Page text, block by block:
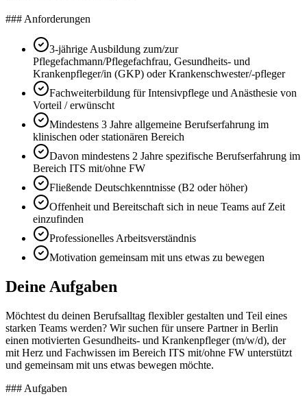
### Anforderungen
3-jährige Ausbildung zum/zur
Pflegefachmann/Pflegefachfrau, Gesundheits- und
Krankenpfleger/in (GKP) oder Krankenschwester/-pfleger
Fachweiterbildung für Intensivpflege und Anästhesie von
Vorteil / erwünscht
Mindestens 3 Jahre allgemeine Berufserfahrung im
klinischen oder stationären Bereich
Davon mindestens 2 Jahre spezifische Berufserfahrung im
Bereich ITS mit/ohne FW
Fließende Deutschkenntnisse (B2 oder höher)
Offenheit und Bereitschaft sich in neue Teams auf Zeit
einzufinden
Professionelles Arbeitsverständnis
Motivation gemeinsam mit uns etwas zu bewegen
Deine Aufgaben
Möchtest du deinen Berufsalltag flexibler gestalten und Teil eines
starken Teams werden? Wir suchen für unsere Partner in Berlin
einen motivierten Gesundheits- und Krankenpfleger (m/w/d), der
mit Herz und Fachwissen im Bereich ITS mit/ohne FW unterstützt
und gemeinsam mit uns etwas bewegen möchte.
### Aufgaben